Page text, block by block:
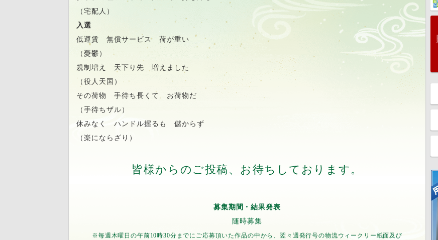
（宅配人）
入選
低運賃 無償サービス 荷が重い
（憂鬱）
規制増え 天下り先 増えました
（役人天国）
その荷物 手待ち長くて お荷物だ
（手待ちザル）
休みなく ハンドル握るも 儲からず
（楽にならざり）
皆様からのご投稿、お待ちしております。
募集期間・結果発表
随時募集
※毎週木曜日の午前10時30分までにご応募頂いた作品の中から、翌々週発行号の物流ウィークリー紙面及び